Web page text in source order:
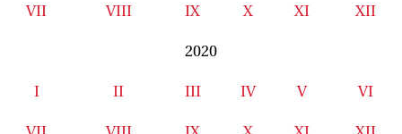
VII VIII IX X XI XII
2020
I II III IV V VI